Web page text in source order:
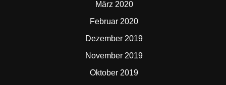
März 2020
Februar 2020
Dezember 2019
November 2019
Oktober 2019